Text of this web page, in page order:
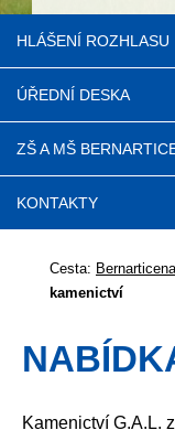
HLÁŠENÍ ROZHLASU
ÚŘEDNÍ DESKA
ZŠ A MŠ
KONTAKTY
Cesta:
kamenictví
Kamenictví G.A.L.